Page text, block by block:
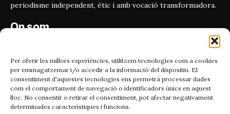
Per oferir les millors experiències, utilitzem tecnologies com a cookies
per emmagatzemar i/o accedir a la informació del dispositiu. El
consentiment d'aquestes tecnologies ens permetrà processar dades
com el comportament de navegació o identificadors únics en aquest
lloc. No consentir o retirar el consentiment, pot afectar negativament
determinades característiques i funcions.
periodisme independent, ètic i amb vocació transformadora.
On som
08010, Barcelona
Contacta'ns
Email:
catmet@periodismeplural.cat